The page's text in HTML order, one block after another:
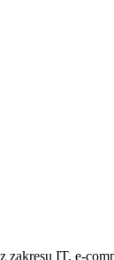
zakresu IT, e-